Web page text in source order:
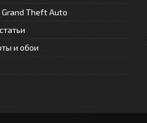
Grand Theft Auto
и обои